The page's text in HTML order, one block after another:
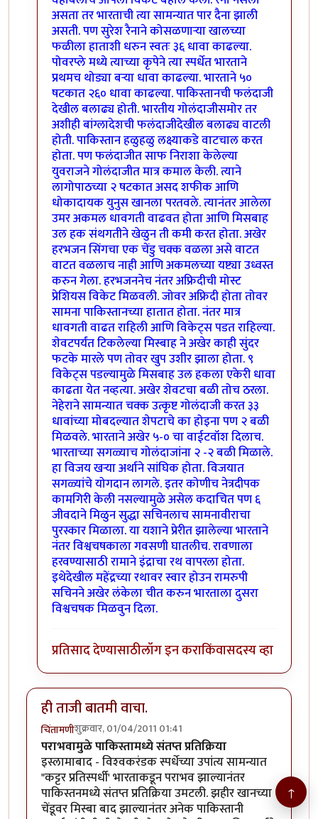
असता तर भारताची त्या सामन्यात पार दैना झाली
असती. पण सुरेश रैनाने कोसळणार्‍या खालच्या
फळीला हाताशी धरुन स्वतः ३६ धावा काढल्या.
पोवरप्ले मध्ये त्याच्या कृपेने त्या स्पर्धेत भारताने
प्रथमच थोड्या बर्‍या धावा काढल्या. भारताने ५०
षटकात २६० धावा काढल्या. पाकिस्तानची फलंदाजी
देखील बलाढ्य होती. भारतीय गोलंदाजीसमोर तर
अशीही बांग्लादेशची फलंदाजीदेखील बलाढ्य वाटली
होती. पाकिस्तान हळुहळु लक्ष्याकडे वाटचाल करत
होता. पण फलंदाजीत साफ निराशा केलेल्या
युवराजने गोलंदाजीत मात्र कमाल केली. त्याने
लागोपाठच्या २ षटकात असद शफीक आणि
धोकादायक युनुस खानला परतवले. त्यानंतर आलेला
उमर अकमल धावगती वाढवत होता आणि मिसबाह
उल हक संथगतीने खेळुन ती कमी करत होता. अखेर
हरभजन सिंगचा एक चेंडु चक्क वळला असे वाटत
वाटत वळलाच नाही आणि अकमलच्या यष्ट्या उध्वस्त
करुन गेला. हरभजननेच नंतर अफ्रिदीची मोस्ट
प्रेशियस विकेट मिळवली. जोवर अफ्रिदी होता तोवर
सामना पाकिस्तानच्या हातात होता. नंतर मात्र
धावगती वाढत राहिली आणि विकेट्स पडत राहिल्या.
शेवटपर्यंत टिकलेल्या मिस्बाह ने अखेर काही सुंदर
फटके मारले पण तोवर खुप उशीर झाला होता. ९
विकेट्स पडल्यामुळे मिसबाह उल हकला एकेरी धावा
काढता येत नव्हत्या. अखेर शेवटचा बळी तोच ठरला.
नेहेराने सामन्यात चक्क उत्कृष्ट गोलंदाजी करत ३३
धावांच्या मोबदल्यात शेपटाचे का होइना पण २ बळी
मिळवले. भारताने अखेर ५-० चा वाईटवॉश दिलाच.
भारताच्या सगळ्याच गोलंदाजांना २ -२ बळी मिळाले.
हा विजय खर्‍या अर्थाने सांघिक होता. विजयात
सगळ्यांचे योगदान लागले. इतर कोणीच नेत्रदीपक
कामगिरी केली नसल्यामुळे असेल कदाचित पण ६
जीवदाने मिळुन सुद्धा सचिनलाच सामनावीराचा
पुरस्कार मिळाला. या यशाने प्रेरीत झालेल्या भारताने
नंतर विश्वचषकाला गवसणी घातलीच. रावणाला
हरवण्यासाठी रामाने इंद्राचा रथ वापरला होता.
इथेदेखील महेंद्रच्या रथावर स्वार होउन रामरुपी
सचिनने अखेर लंकेला चीत करुन भारताला दुसरा
विश्वचषक मिळवुन दिला.
प्रतिसाद देण्यासाठीलॉग इन कराकिंवासदस्य व्हा
ही ताजी बातमी वाचा.
चिंतामणीशुक्रवार, 01/04/2011 01:41
पराभवामुळे पाकिस्तामध्ये संतप्त प्रतिक्रिया
इस्लामाबाद - विश्‍वकरंडक स्पर्धेच्या उपांत्य सामन्यात
"कट्टर प्रतिस्पर्धी' भारताकडून पराभव झाल्यानंतर
पाकिस्तनमध्ये संतप्त प्रतिक्रिया उमटली. झहीर खानच्या
चेंडूवर मिस्बा बाद झाल्यानंतर अनेक पाकिस्तानी
↑